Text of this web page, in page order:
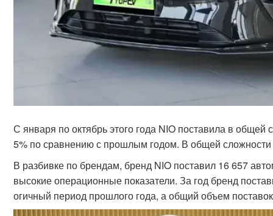
С января по октябрь этого года NIO поставила в
5% по сравнению с прошлым годом. В общей
В разбивке по брендам, бренд NIO поставил 16 657
высокие операционные показатели. За год бренд
огичный период прошлого года, а общий объем